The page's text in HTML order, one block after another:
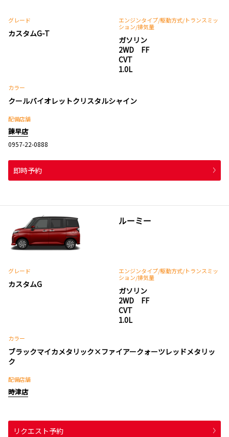
グレード
カスタムG-T
エンジンタイプ/駆動方式/トランスミッ
ション/排気量
ガソリン
2WD FF
CVT
1.0L
カラー
クールバイオレットクリスタルシャイン
配備店舗
諫早店
0957-22-0888
即時予約
ルーミー
グレード
カスタムG
エンジンタイプ/駆動方式/トランスミッ
ション/排気量
ガソリン
2WD FF
CVT
1.0L
カラー
ブラックマイカメタリック×ファイアークォーツレッドメタリッ
ク
配備店舗
時津店
リクエスト予約